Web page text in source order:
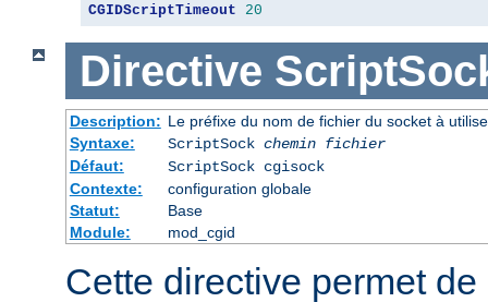
CGIDScriptTimeout 20
Directive
Description: Le préfixe du nom de fichier du socket à
Syntaxe:
ScriptSock chemin fichier
Défaut:
ScriptSock cgisock
Contexte:
configuration globale
Statut:
Base
Module:
mod_cgid
Cette directive permet